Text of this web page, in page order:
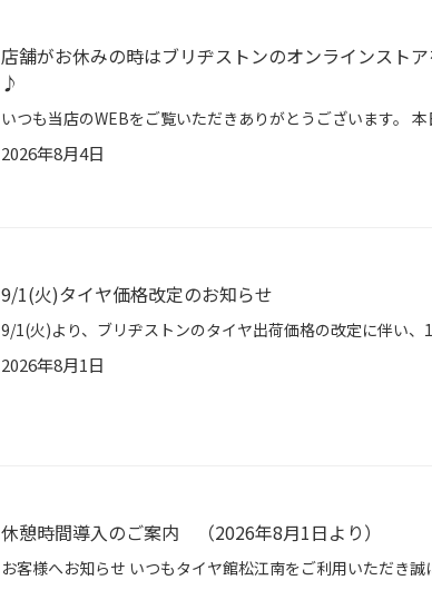
店舗がお休みの時はブリヂストンのオンラインスト
♪
2026年8月4日
9/1(火)タイヤ価格改定のお知らせ
2026年8月1日
休憩時間導入のご案内 （2026年8月1日より）